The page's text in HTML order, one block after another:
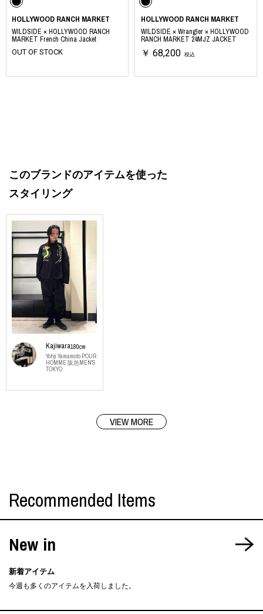
HOLLYWOOD RANCH MARKET
WILDSIDE × HOLLYWOOD RANCH
MARKET French China Jacket
OUT OF STOCK
HOLLYWOOD RANCH MARKET
WILDSIDE × Wrangler × HOLLYWOOD
RANCH MARKET 24MJZ JACKET
￥ 68,200 税込
このブランドのアイテムを使った
スタイリング
Kajiwara180cm
Yohji Yamamoto POUR
HOMME 阪急MEN'S
TOKYO
VIEW MORE
Recommended Items
New in
新着アイテム
今週も多くのアイテムを入荷しました。